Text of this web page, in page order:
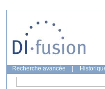
Recherche avancée